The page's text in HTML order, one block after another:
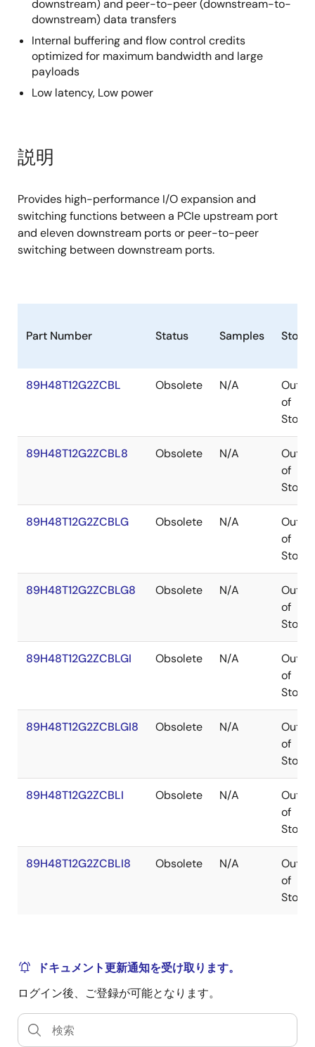
downstream) and peer-to-peer (downstream-to-
downstream) data transfers
Internal buffering and flow control credits
optimized for maximum bandwidth and large
payloads
Low latency, Low power
説明
Provides high-performance I/O expansion and
switching functions between a PCIe upstream port
and eleven downstream ports or peer-to-peer
switching between downstream ports.
Part Number Status Samples Stock
89H48T12G2ZCBL Obsolete N/A
Out
of
Stock
89H48T12G2ZCBL8 Obsolete N/A
Out
of
Stock
89H48T12G2ZCBLG Obsolete N/A
Out
of
Stock
89H48T12G2ZCBLG8 Obsolete N/A
Out
of
Stock
89H48T12G2ZCBLGI Obsolete N/A
Out
of
Stock
89H48T12G2ZCBLGI8 Obsolete N/A
Out
of
Stock
89H48T12G2ZCBLI Obsolete N/A
Out
of
Stock
89H48T12G2ZCBLI8 Obsolete N/A
Out
of
Stock
ドキュメント更新通知を受け取ります。
ログイン後、ご登録が可能となります。